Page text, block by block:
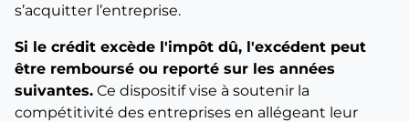
s’acquitter l’entreprise.
Si le crédit excède l'impôt dû, l'excédent peut
être remboursé ou reporté sur les années
suivantes. Ce dispositif vise à soutenir la
compétitivité des entreprises en allégeant leur